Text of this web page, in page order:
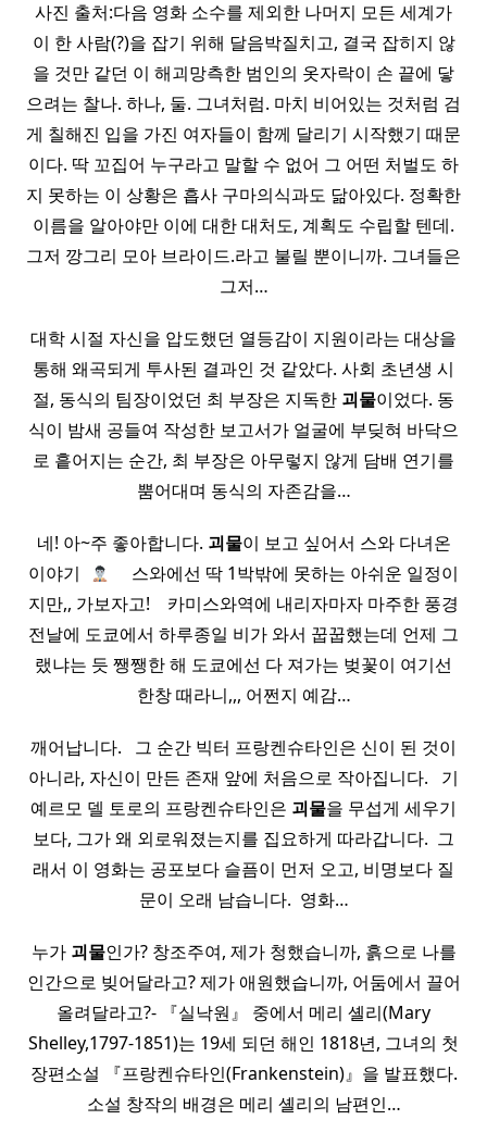
사진 출처:다음 영화 소수를 제외한 나머지 모든 세계가
이 한 사람(?)을 잡기 위해 달음박질치고, 결국 잡히지 않
을 것만 같던 이 해괴망측한 범인의 옷자락이 손 끝에 닿
으려는 찰나. 하나, 둘. 그녀처럼. 마치 비어있는 것처럼 검
게 칠해진 입을 가진 여자들이 함께 달리기 시작했기 때문
이다. 딱 꼬집어 누구라고 말할 수 없어 그 어떤 처벌도 하
지 못하는 이 상황은 흡사 구마의식과도 닮아있다. 정확한
이름을 알아야만 이에 대한 대처도, 계획도 수립할 텐데.
그저 깡그리 모아 브라이드.라고 불릴 뿐이니까. 그녀들은
그저…
대학 시절 자신을 압도했던 열등감이 지원이라는 대상을
통해 왜곡되게 투사된 결과인 것 같았다. 사회 초년생 시
절, 동식의 팀장이었던 최 부장은 지독한 괴물이었다. 동
식이 밤새 공들여 작성한 보고서가 얼굴에 부딪혀 바닥으
로 흩어지는 순간, 최 부장은 아무렇지 않게 담배 연기를
뿜어대며 동식의 자존감을…
네! 아~주 좋아합니다. 괴물이 보고 싶어서 스와 다녀온
이야기 ​
​ ​ ​ ​ 스와에선 딱 1박밖에 못하는 아쉬운 일정이
지만,, 가보자고! ​ ​ ​ 카미스와역에 내리자마자 마주한 풍경
전날에 도쿄에서 하루종일 비가 와서 꿉꿉했는데 언제 그
랬냐는 듯 쨍쨍한 해 도쿄에선 다 져가는 벚꽃이 여기선
한창 때라니,,, 어쩐지 예감…
깨어납니다. ​ ​ 그 순간 빅터 프랑켄슈타인은 신이 된 것이
아니라, 자신이 만든 존재 앞에 처음으로 작아집니다. ​ ​ 기
예르모 델 토로의 프랑켄슈타인은 괴물을 무섭게 세우기
보다, 그가 왜 외로워졌는지를 집요하게 따라갑니다. ​ 그
래서 이 영화는 공포보다 슬픔이 먼저 오고, 비명보다 질
문이 오래 남습니다. ​ 영화…
누가 괴물인가? 창조주여, 제가 청했습니까, 흙으로 나를
인간으로 빚어달라고? 제가 애원했습니까, 어둠에서 끌어
올려달라고?- 『실낙원』 중에서 메리 셸리(Mary
Shelley,1797-1851)는 19세 되던 해인 1818년, 그녀의 첫
장편소설 『프랑켄슈타인(Frankenstein)』을 발표했다.
소설 창작의 배경은 메리 셸리의 남편인…